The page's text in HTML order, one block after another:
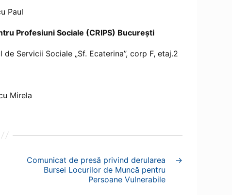
Paul
Profesiuni Sociale (CRIPS) București
Servicii Sociale „Sf. Ecaterina”, corp F, etaj.2
Mirela
→
Comunicat de presă privind derularea
Bursei Locurilor de Muncă pentru
Persoane Vulnerabile